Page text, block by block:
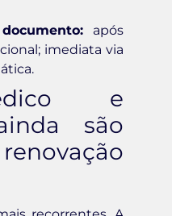
após
imediata via
e
são